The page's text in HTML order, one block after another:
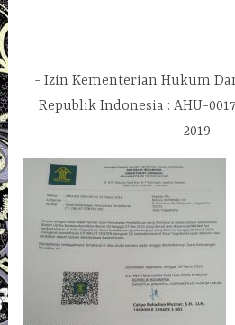
Izin Kementerian Hukum
Republik Indonesia : AHU-
2019